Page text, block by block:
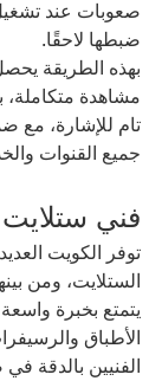
صعوبات عند
ضبطها لاحقًا.
بهذه الطريقة
مشاهدة متكاملة،
تام للإشارة، مع
جميع القنوات
فني
توفر الكويت
الستلايت، ومن
يتمتع بخبرة
الأطباق
الفنيين بالدقة